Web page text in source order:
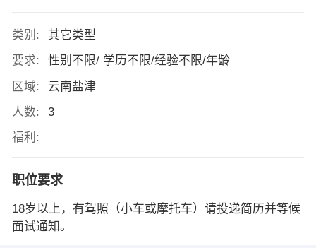
类别:
其它类型
要求:
性别不限/ 学历不限/经验不限/年龄
区域:
云南盐津
人数:
3
福利:
职位要求
18岁以上，有驾照（小车或摩托车）请投递简历并等候
面试通知。